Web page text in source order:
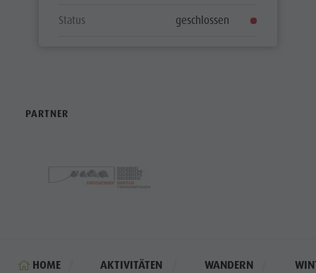
Status geschlossen
PARTNER
HOME AKTIVITÄTEN WANDERN